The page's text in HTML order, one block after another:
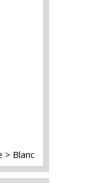
Blanc